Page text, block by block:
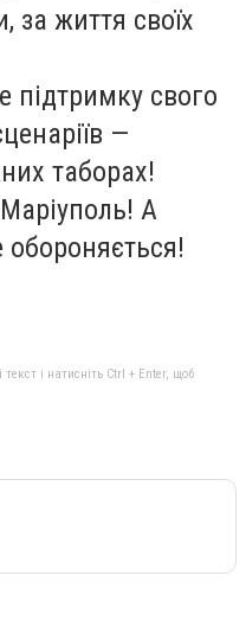
за життя своїх
підтримку свого
—
таборах!
А
обороняється!
і натисніть Ctrl + Enter, щоб